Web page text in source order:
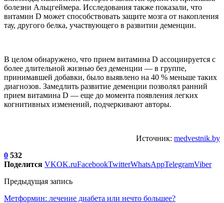
болезни Альцгеймера. Исследования также показали, что
витамин D может способствовать защите мозга от накопления
тау, другого белка, участвующего в развитии деменции.
В целом обнаружено, что прием витамина D ассоциируется с
более длительной жизнью без деменции — в группе,
принимавшей добавки, было выявлено на 40 % меньше таких
диагнозов. Замедлить развитие деменции позволял ранний
прием витамина D — еще до момента появления легких
когнитивных изменений, подчеркивают авторы.
Источник: medvestnik.by
0 532
Поделится VKOK.ruFacebookTwitterWhatsAppTelegramViber
Предыдущая запись
Метформин: лечение диабета или нечто большее?